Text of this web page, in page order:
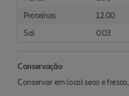
Proteínas
12.00
Sal
0.03
Conservação
Conservar em local seco e